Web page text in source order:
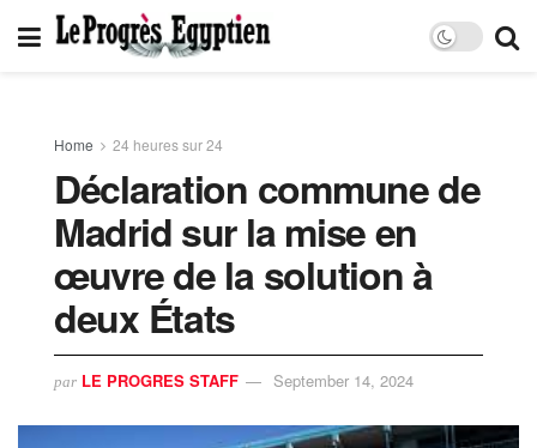
Home 24 heures sur 24
Déclaration commune de
Madrid sur la mise en
œuvre de la solution à
deux États
par LE PROGRES STAFF September 14, 2024